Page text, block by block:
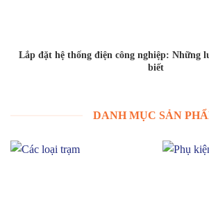
Lắp đặt hệ thống điện công nghiệp: Những
biết
DANH MỤC SẢN